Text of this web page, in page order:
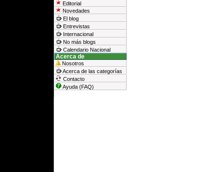
Editorial
Novedades
El blog
Entrevistas
Internacional
No más blogs
Calendario Nacional
Acerca de
Nosotros
Acerca de las categorías
Contacto
Ayuda (FAQ)